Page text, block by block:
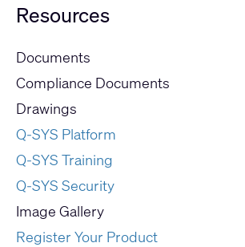
Resources
Documents
Compliance Documents
Drawings
Q-SYS Platform
Q-SYS Training
Q-SYS Security
Image Gallery
Register Your Product